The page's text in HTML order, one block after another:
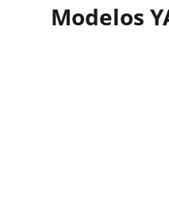
Modelos